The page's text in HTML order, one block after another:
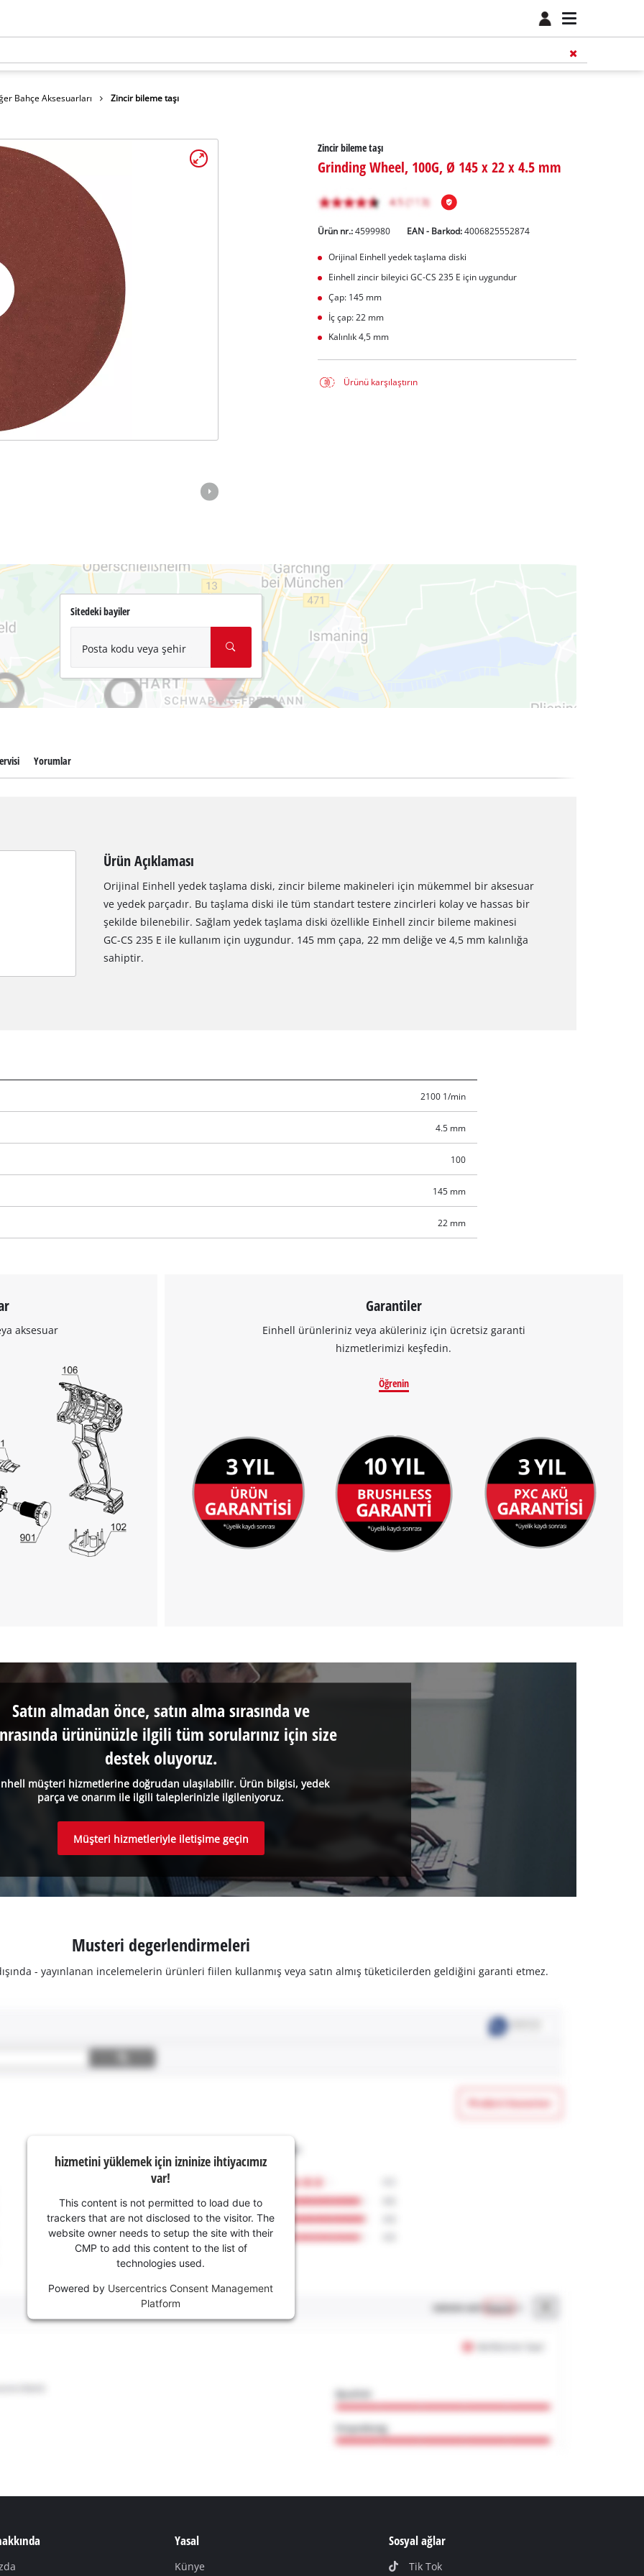
Bahçe Aksesuarları Zincir bileme taşı
Zincir bileme taşı
Grinding Wheel, 100G, Ø 145 x 22 x 4.5 mm
Ürün nr.: 4599980 EAN - Barkod:4006825552874
Orijinal Einhell yedek taşlama diski
Einhell zincir bileyici GC-CS 235 E için uygundur
Çap: 145 mm
İç çap: 22 mm
Kalınlık 4,5 mm
Ürünü karşılaştırın
Sitedeki bayiler
Posta kodu veya şehir
This content is not permitted to load due
to trackers that are not disclosed to the
visitor. The website owner needs to setup
the site with their CMP to add this content
to the list of technologies used.
Powered by
Usercentrics Consent
Management Platform
Yorumlar
Ürün Açıklaması
Orijinal Einhell yedek taşlama diski, zincir bileme makineleri için mükemmel bir aksesuar
ve yedek parçadır. Bu taşlama diski ile tüm standart testere zincirleri kolay ve hassas bir
şekilde bilenebilir. Sağlam yedek taşlama diski özellikle Einhell zincir bileme makinesi
GC-CS 235 E ile kullanım için uygundur. 145 mm çapa, 22 mm deliğe ve 4,5 mm kalınlığa
sahiptir.
2100 1/min
4.5 mm
100
145 mm
22 mm
aksesuar
Garantiler
Einhell ürünleriniz veya aküleriniz için ücretsiz garanti
hizmetlerimizi keşfedin.
Öğrenin
müşteri hizmetlerine doğrudan ulaşılabilir. Ürün bilgisi, yedek
parça ve onarım ile ilgili taleplerinizle ilgileniyoruz.
Satın almadan önce, satın alma sırasında ve
ürününüzle ilgili tüm sorularınız için size
destek oluyoruz.
Müşteri hizmetleriyle iletişime geçin
Musteri degerlendirmeleri
- yayınlanan incelemelerin ürünleri fiilen kullanmış veya satın almış tüketicilerden geldiğini garanti etmez.
hizmetini yüklemek için izninize ihtiyacımız
var!
This content is not permitted to load due to
trackers that are not disclosed to the visitor. The
website owner needs to setup the site with their
CMP to add this content to the list of
technologies used.
Powered by Usercentrics Consent Management
Platform
Yasal
Künye
Sosyal ağlar
Tik Tok